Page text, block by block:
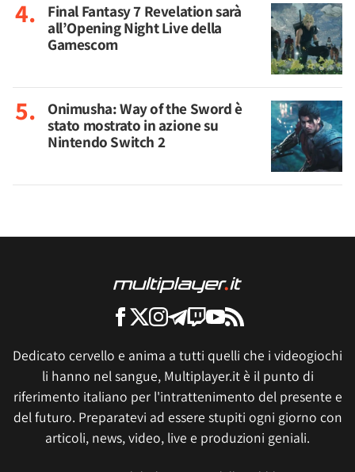
Final Fantasy 7 Revelation sarà
all’Opening Night Live della
Gamescom
Onimusha: Way of the Sword è
stato mostrato in azione su
Nintendo Switch 2
Dedicato cervello e anima a tutti quelli che i videogiochi
li hanno nel sangue, Multiplayer.it è il punto di
riferimento italiano per l'intrattenimento del presente e
del futuro. Preparatevi ad essere stupiti ogni giorno con
articoli, news, video, live e produzioni geniali.